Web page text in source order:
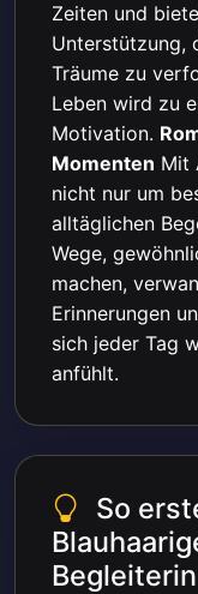
Zeiten und
Unterstützung,
Träume zu
Leben wird zu
Motivation.
Momenten Mit
nicht nur um
alltäglichen
Wege,
machen,
Erinnerungen
sich jeder Tag
anfühlt.
So
Begleiterin